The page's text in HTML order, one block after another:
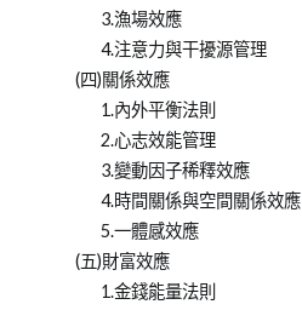
3.漁場效應
4.注意力與干擾源管理
(四)關係效應
1.內外平衡法則
2.心志效能管理
3.變動因子稀釋效應
4.時間關係與空間關係效應
5.一體感效應
(五)財富效應
1.金錢能量法則